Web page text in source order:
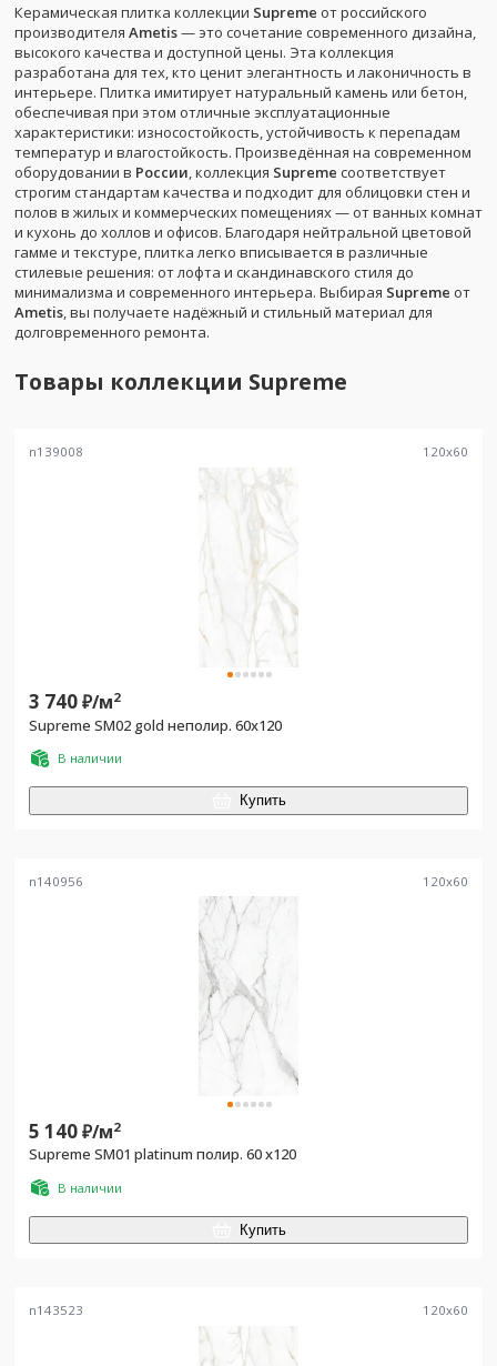
Керамическая плитка коллекции Supreme от российского
производителя Ametis— это сочетание современного дизайна,
высокого качества и доступной цены. Эта коллекция
разработана для тех, кто ценит элегантность и лаконичность в
интерьере. Плитка имитирует натуральный камень или бетон,
обеспечивая при этом отличные эксплуатационные
характеристики: износостойкость, устойчивость к перепадам
температур и влагостойкость. Произведённая на современном
оборудовании в России , коллекция Supreme соответствует
строгим стандартам качества и подходит для облицовки стен и
полов в жилых и коммерческих помещениях — от ванных комнат
и кухонь до холлов и офисов. Благодаря нейтральной цветовой
гамме и текстуре, плитка легко вписывается в различные
стилевые решения: от лофта и скандинавского стиля до
минимализма и современного интерьера. Выбирая Supreme от
Ametis , вы получаете надёжный и стильный материал для
долговременного ремонта.
Товары коллекции Supreme
n139008 120x60
3 740₽/м2
Supreme SM02 gold неполир. 60x120
В наличии
Купить
n140956 120x60
5 140₽/м2
Supreme SM01 platinum полир. 60 х120
В наличии
Купить
n143523 120x60